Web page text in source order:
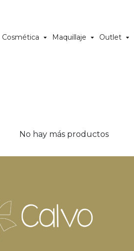
Cosmética Maquillaje Outlet
No hay más productos